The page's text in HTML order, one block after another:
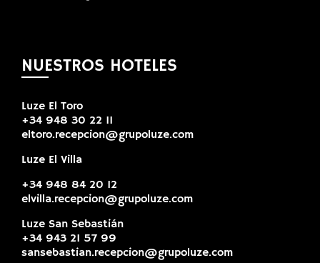
NUESTROS HOTELES
Luze El Toro
+34 948 30 22 11
eltoro.recepcion@grupoluze.com
Luze El Villa
+34 948 84 20 12
elvilla.recepcion@grupoluze.com
Luze San Sebastián
+34 943 21 57 99
sansebastian.recepcion@grupoluze.com